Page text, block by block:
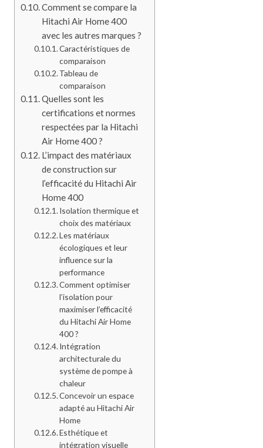
Comment se compare la
Hitachi Air Home 400
avec les autres marques ?
Caractéristiques de
comparaison
Tableau de
comparaison
Quelles sont les
certifications et normes
respectées par la Hitachi
Air Home 400 ?
L’impact des matériaux
de construction sur
l’efficacité du Hitachi Air
Home 400
Isolation thermique et
choix des matériaux
Les matériaux
écologiques et leur
influence sur la
performance
Comment optimiser
l’isolation pour
maximiser l’efficacité
du Hitachi Air Home
400 ?
Intégration
architecturale du
système de pompe à
chaleur
Concevoir un espace
adapté au Hitachi Air
Home
Esthétique et
intégration visuelle